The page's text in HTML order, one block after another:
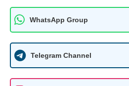
WhatsApp Group
Telegram Channel